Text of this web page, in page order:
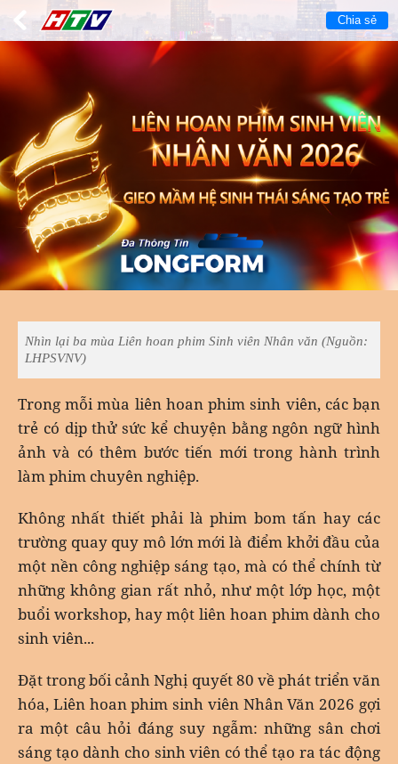
Chia sẻ
Nhìn lại ba mùa Liên hoan phim Sinh viên Nhân văn (Nguồn:
LHPSVNV)
Trong mỗi mùa liên hoan phim sinh viên, các bạn
trẻ có dịp thử sức kể chuyện bằng ngôn ngữ hình
ảnh và có thêm bước tiến mới trong hành trình
làm phim chuyên nghiệp.
Không nhất thiết phải là phim bom tấn hay các
trường quay quy mô lớn mới là điểm khởi đầu của
một nền công nghiệp sáng tạo, mà có thể chính từ
những không gian rất nhỏ, như một lớp học, một
buổi workshop, hay một liên hoan phim dành cho
sinh viên...
Đặt trong bối cảnh Nghị quyết 80 về phát triển văn
hóa, Liên hoan phim sinh viên Nhân Văn 2026 gợi
ra một câu hỏi đáng suy ngẫm: những sân chơi
sáng tạo dành cho sinh viên có thể tạo ra tác động